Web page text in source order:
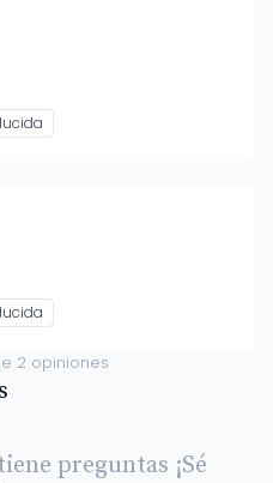
2 opiniones
preguntas ¡Sé